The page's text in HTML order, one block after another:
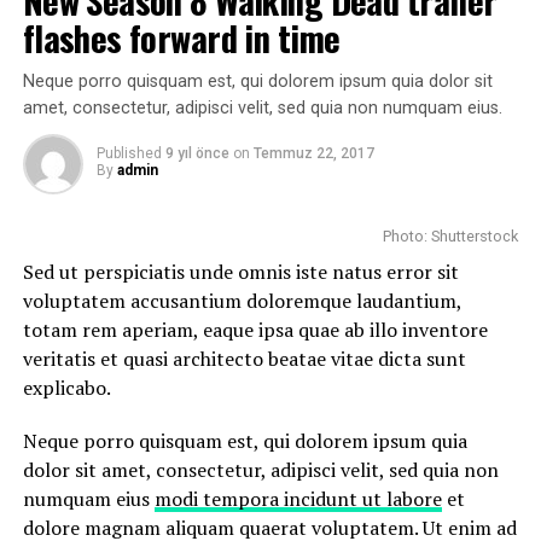
sint occaecati cupiditate non provident, similique sunt
in culpa qui officia deserunt mollitia animi, id est
laborum et dolorum fuga.
Quis autem vel eum iure reprehenderit qui in ea
voluptate velit esse quam nihil molestiae consequatur,
vel illum qui dolorem eum fugiat quo voluptas nulla
earum rerum hictenetur a sapientedelectus, ut aut
reiciendis voluptatibus maiores alias consequatur aut
perferendis doloribus asperiores repellat.
Lorem ipsum dolor sit amet, consectetur adipisicing elit,
sed do eiusmod tempor incididunt ut labore et dolore
magna aliqua. Ut enim
exercitation ullamco laboris nisi ut aliquip ex ea
commodo consequat.
Nemo enim ipsam voluptatem quia voluptas sit
aspernatur aut odit aut fugit, sed quia consequuntur
magni dolores eos qui ratione voluptatem sequi
nesciunt.
Et harum quidem rerum facilis est et expedita distinctio.
Nam libero tempore, cum soluta nobis est eligendi optio
cumquenihil impedit quo minus idquod maxime placeat
flashes forward in time
Neque porro quisquam est, qui dolorem ipsum quia dolor sit
amet, consectetur, adipisci velit, sed quia non numquam eius.
Published 9 yıl önce on Temmuz 22, 2017
By admin
Photo: Shutterstock
Sed ut perspiciatis unde omnis iste natus error sit
voluptatem accusantium doloremque laudantium,
totam rem aperiam, eaque ipsa quae ab illo inventore
veritatis et quasi architecto beatae vitae dicta sunt
explicabo.
Neque porro quisquam est, qui dolorem ipsum quia
dolor sit amet, consectetur, adipisci velit, sed quia non
numquam eius modi tempora incidunt ut laboreet
dolore magnam aliquam quaerat voluptatem. Ut enim ad